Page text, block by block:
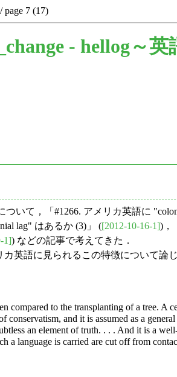
/ page 7 (17)
- hellog～英
いて，「#1266. アメリカ英語に
lag" はあるか (3)」 ([2012-10-16-1])，
1]) などの記事で考えてきた．
英語に見られるこの特徴について論
compared to the transplanting of a tree. A
and it is assumed as a
an element of truth. . . . And it is a
a language is carried are cut off from